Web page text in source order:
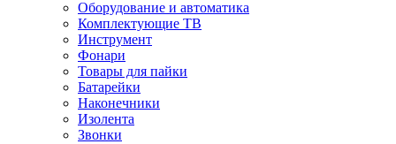
Оборудование и автоматика
Комплектующие ТВ
Инструмент
Фонари
Товары для пайки
Батарейки
Наконечники
Изолента
Звонки